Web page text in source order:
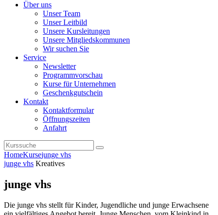
Über uns
Unser Team
Unser Leitbild
Unsere Kursleitungen
Unsere Mitgliedskommunen
Wir suchen Sie
Service
Newsletter
Programmvorschau
Kurse für Unternehmen
Geschenkgutschein
Kontakt
Kontaktformular
Öffnungszeiten
Anfahrt
HomeKursejunge vhs
junge vhs Kreatives
junge vhs
Die junge vhs stellt für Kinder, Jugendliche und junge Erwachsene